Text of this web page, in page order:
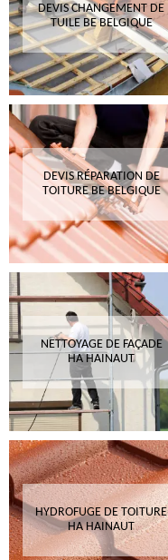
DEVIS CHANGEMENT DE
TUILE BE BELGIQUE
DEVIS RÉPARATION DE
TOITURE BE BELGIQUE
NETTOYAGE DE FAÇADE
HA HAINAUT
HYDROFUGE DE TOITURE
HA HAINAUT